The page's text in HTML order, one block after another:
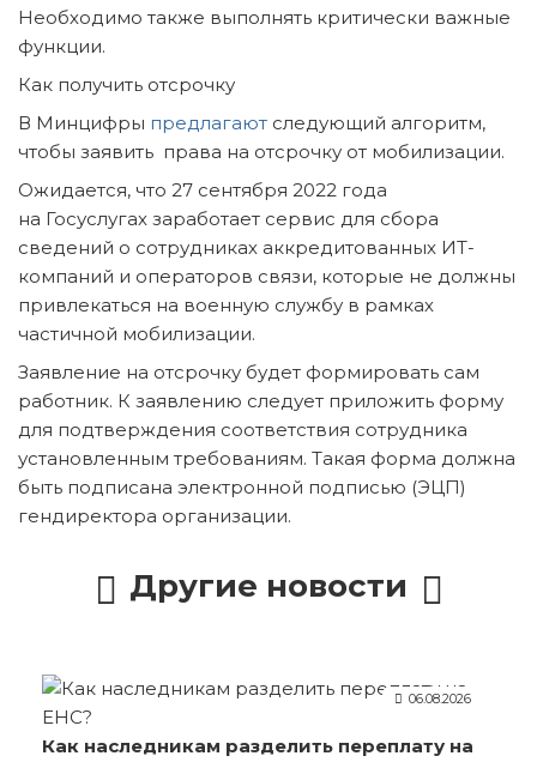
Необходимо также выполнять критически важные
функции.
Как получить отсрочку
В Минцифры предлагают следующий алгоритм,
чтобы заявить права на отсрочку от мобилизации.
Ожидается, что 27 сентября 2022 года
на Госуслугах заработает сервис для сбора
сведений о сотрудниках аккредитованных ИТ-
компаний и операторов связи, которые не должны
привлекаться на военную службу в рамках
частичной мобилизации.
Заявление на отсрочку будет формировать сам
работник. К заявлению следует приложить форму
для подтверждения соответствия сотрудника
установленным требованиям. Такая форма должна
быть подписана электронной подписью (ЭЦП)
гендиректора организации.
Другие новости
06.08.2026
Как наследникам разделить переплату на